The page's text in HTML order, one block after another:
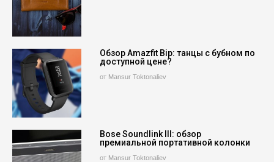
Обзор Amazfit Bip: танцы с бубном по
доступной цене?
от Mansur Toktonaliev
Bose Soundlink III: обзор
премиальной портативной колонки
от Mansur Toktonaliev